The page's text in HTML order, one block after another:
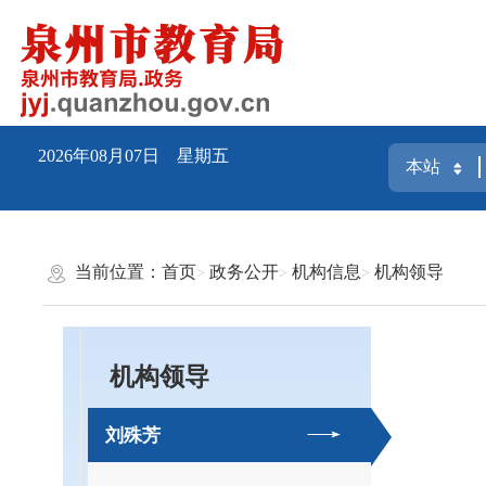
2026年08月07日 星期五
当前位置：首页 政务公开 机构信息 机构领导
机构领导
刘殊芳